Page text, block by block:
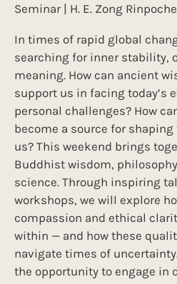
Seminar | H. E. Zong Rinpoche
In times of rapid global
searching for inner stability,
meaning. How can ancient
support us in facing today’s
personal challenges? How
become a source for
us? This weekend brings
Buddhist wisdom,
science. Through inspiring
workshops, we will explore
compassion and ethical
within — and how these
navigate times of
the opportunity to engage in